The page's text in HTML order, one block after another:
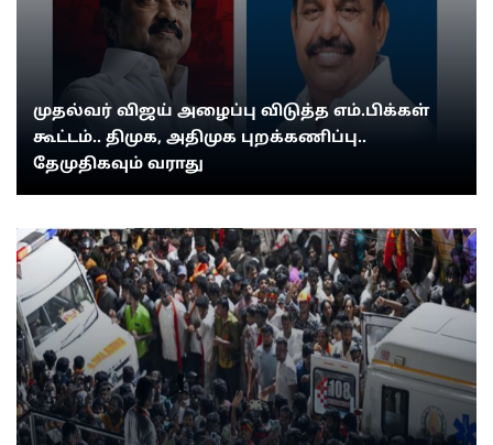
முதல்வர் விஜய் அழைப்பு விடுத்த எம்.பிக்கள்
கூட்டம்.. திமுக, அதிமுக புறக்கணிப்பு..
தேமுதிகவும் வராது